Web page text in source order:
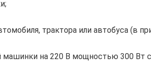
трактора или автобуса (в
машинки на 220 В мощностью 300 Вт